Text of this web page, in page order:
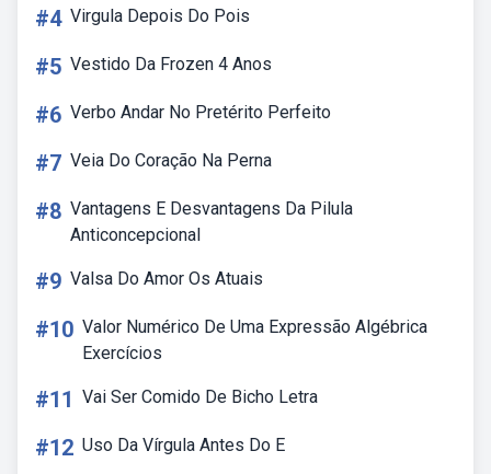
#4 Virgula Depois Do Pois
#5 Vestido Da Frozen 4 Anos
#6 Verbo Andar No Pretérito Perfeito
#7 Veia Do Coração Na Perna
#8 Vantagens E Desvantagens Da Pilula
Anticoncepcional
#9 Valsa Do Amor Os Atuais
#10 Valor Numérico De Uma Expressão Algébrica
Exercícios
#11 Vai Ser Comido De Bicho Letra
#12 Uso Da Vírgula Antes Do E